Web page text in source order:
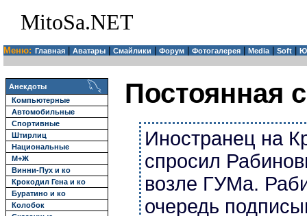
MitoSa.NET
Меню: Главная Аватары Смайлики Форум Фотогалерея Media| Soft
Анекдоты
Компьютерные
Автомобильные
Спортивные
Штирлиц
Национальные
М+Ж
Винни-Пух и ко
Крокодил Гена и ко
Буратино и ко
Колобок
Постоянная
Иностранец на
спросил
возле ГУМа.
очередь